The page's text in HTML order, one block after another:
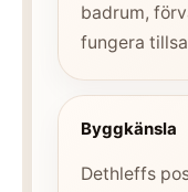
badrum,
fungera
Byggkänsla
Dethleffs